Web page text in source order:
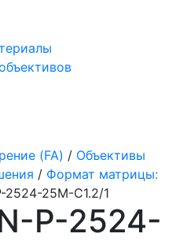
(FA) / Объективы
/ Формат матрицы:
2524-25M-C1.2/1
P-2524-